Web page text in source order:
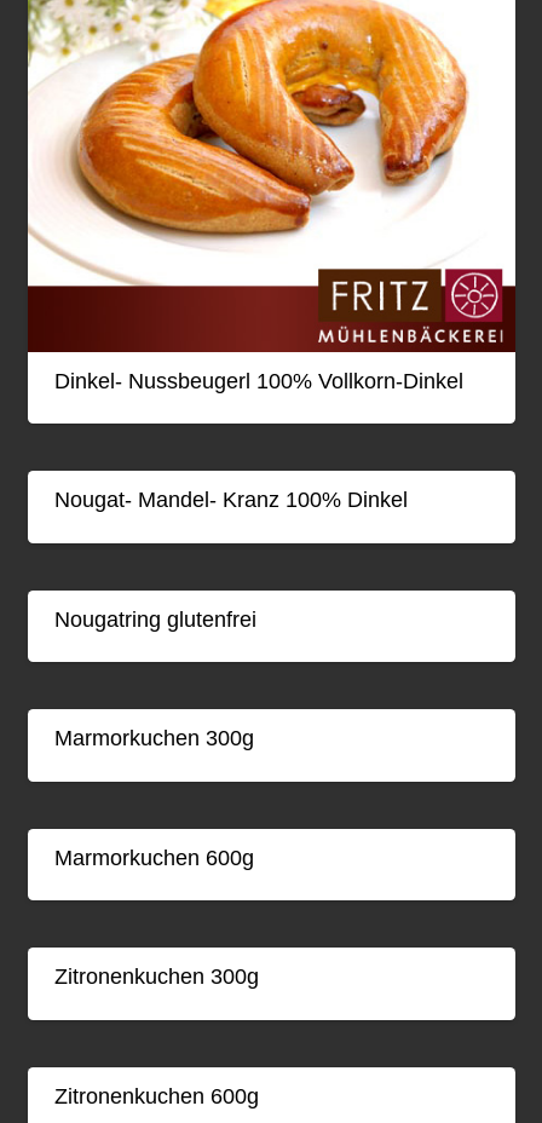
Dinkel- Nussbeugerl 100% Vollkorn-Dinkel
Nougat- Mandel- Kranz 100% Dinkel
Nougatring glutenfrei
Marmorkuchen 300g
Marmorkuchen 600g
Zitronenkuchen 300g
Zitronenkuchen 600g